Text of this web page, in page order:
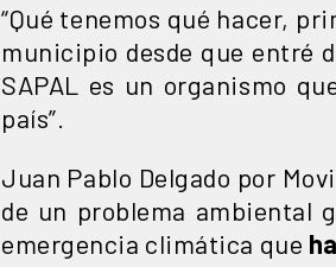
“Qué tenemos qué hacer,
municipio desde que entré
SAPAL es un organismo
país”.
Juan Pablo Delgado por
de un problema ambiental
emergencia climática que